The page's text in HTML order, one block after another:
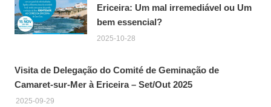
Ericeira: Um mal irremediável ou Um
bem essencial?
2025-10-28
Visita de Delegação do Comité de Geminação de
Camaret-sur-Mer à Ericeira – Set/Out 2025
2025-09-29